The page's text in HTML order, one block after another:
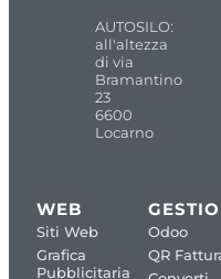
AUTOSILO:
all'altezza
di via
Bramantino
23
6600
Locarno
WEB
Siti Web
Grafica
Pubblicitaria
Odoo
QR